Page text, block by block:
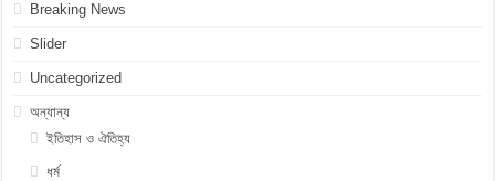
Breaking News
Slider
Uncategorized
অন্যান্য
ইতিহাস ও ঐতিহ্য
ধর্ম